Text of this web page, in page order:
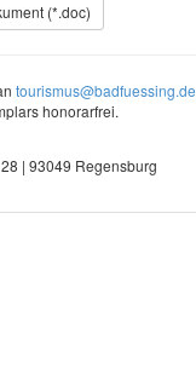
(*.doc)
tourismus@badfuessing.de
honorarfrei.
| 93049 Regensburg